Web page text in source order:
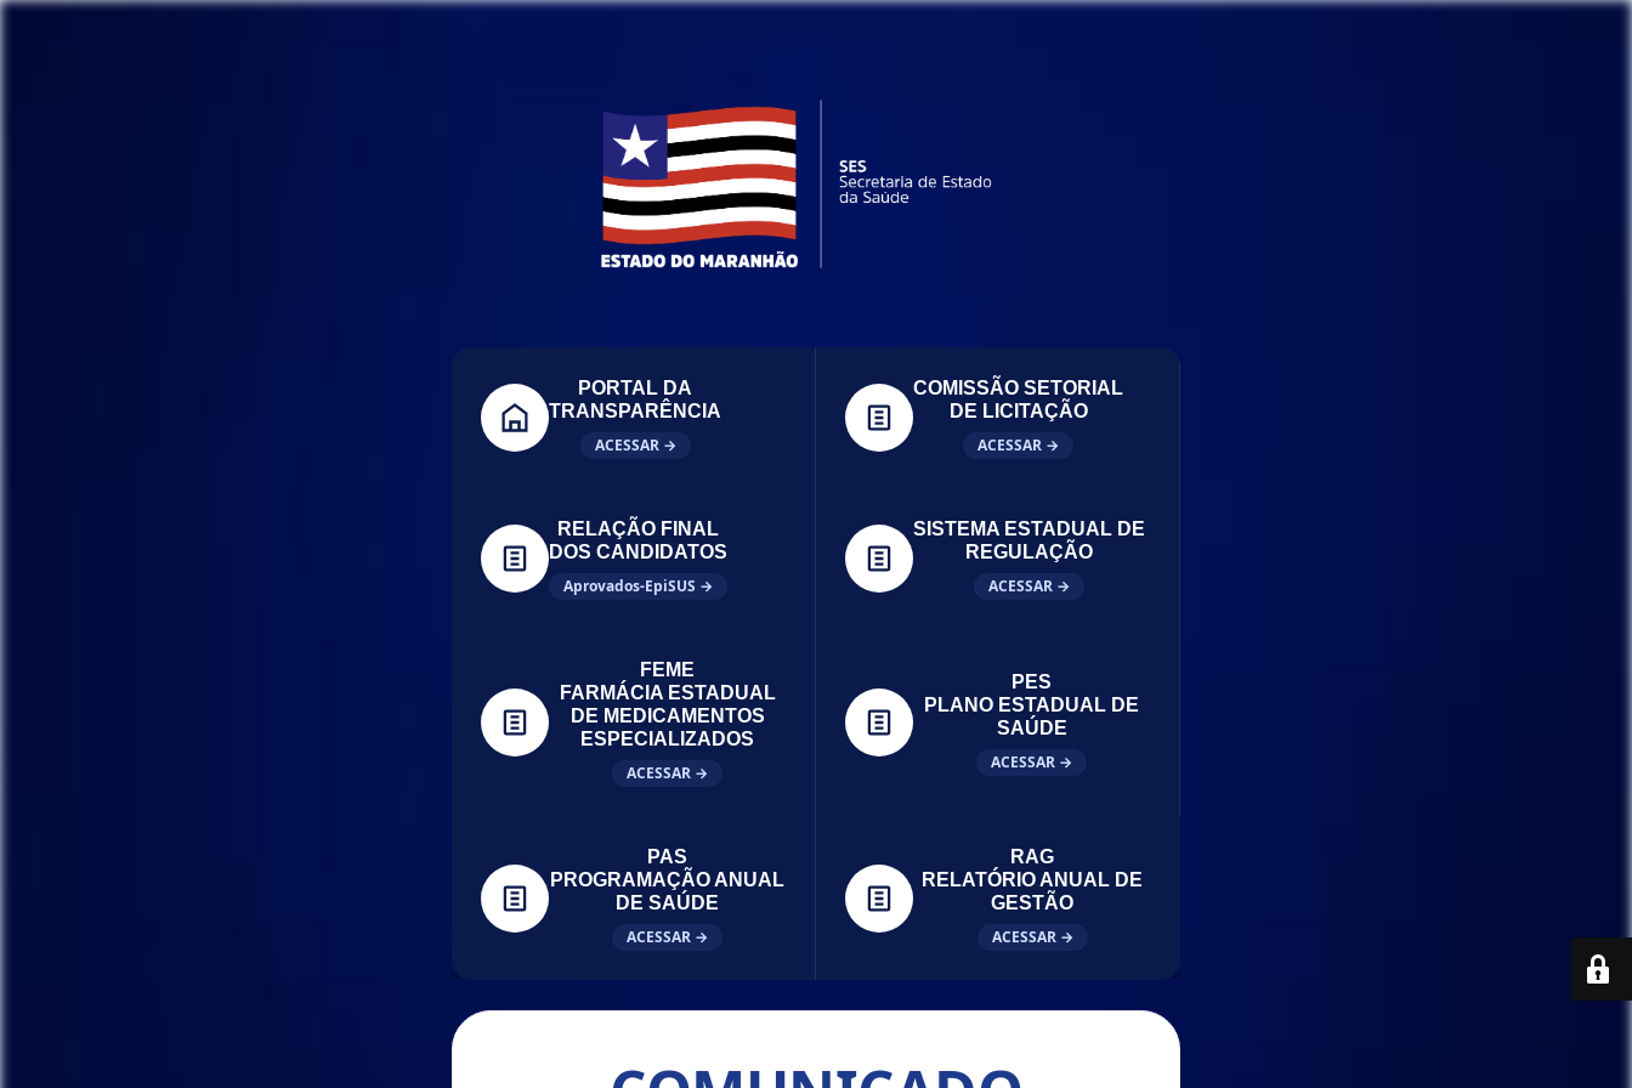
PORTAL DA
TRANSPARÊNCIA
ACESSAR →
COMISSÃO SETORIAL
DE LICITAÇÃO
ACESSAR →
RELAÇÃO FINAL
DOS CANDIDATOS
Aprovados-EpiSUS →
SISTEMA ESTADUAL DE
REGULAÇÃO
ACESSAR →
FEME
FARMÁCIA ESTADUAL
DE MEDICAMENTOS
ESPECIALIZADOS
ACESSAR →
PES
PLANO ESTADUAL DE
SAÚDE
ACESSAR →
PAS
PROGRAMAÇÃO ANUAL
DE SAÚDE
ACESSAR →
RAG
RELATÓRIO ANUAL DE
GESTÃO
ACESSAR →